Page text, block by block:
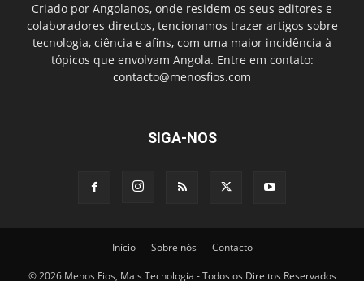
Criado por Angolanos, onde residem os seus editores e
colaboradores directos, tencionamos trazer artigos sobre
tecnologia, ciência e afins, com uma maior incidência à
tópicos que envolvam Angola. Entre em contato:
contacto@menosfios.com
SIGA-NOS
Início Sobre nós Contacto
© 2026 Menos Fios, Mais Tecnologia - Todos os Direitos Reservados